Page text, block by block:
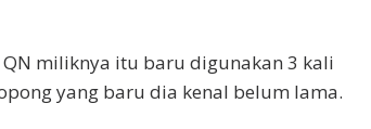
miliknya itu baru digunakan 3 kali
yang baru dia kenal belum lama.